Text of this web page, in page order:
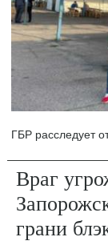
ГБР расследует
Враг
грани